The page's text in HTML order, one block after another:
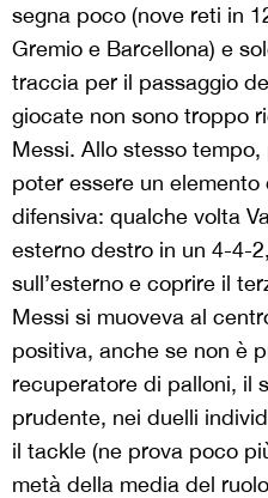
segna poco (nove reti in
Gremio e Barcellona) e
traccia per il passaggio
giocate non sono troppo
Messi. Allo stesso
poter essere un
difensiva: qualche volta
esterno destro in un 4-4-
sull’esterno e coprire il
Messi si muoveva al
positiva, anche se non è
recuperatore di palloni, il
prudente, nei duelli
il tackle (ne prova poco
metà della media del